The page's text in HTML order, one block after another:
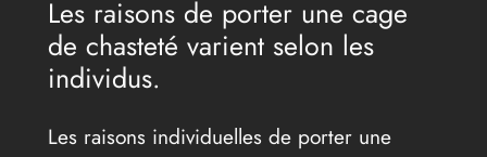
Les raisons de porter une cage
de chasteté varient selon les
individus.
Les raisons individuelles de porter une